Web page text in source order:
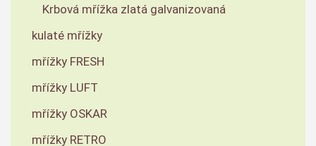
Krbová mřížka zlatá galvanizovaná
kulaté mřížky
mřížky FRESH
mřížky LUFT
mřížky OSKAR
mřížky RETRO